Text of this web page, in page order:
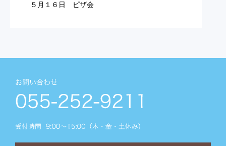
５月１６日 ピザ会